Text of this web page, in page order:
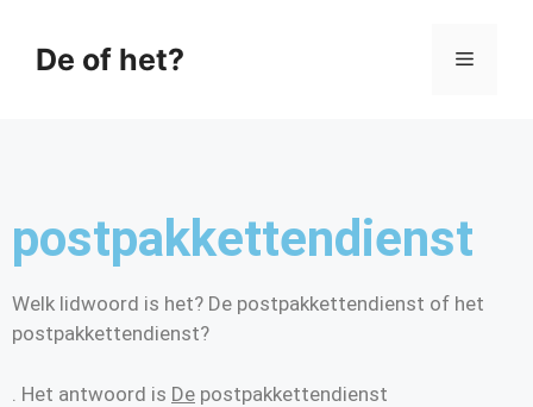
De of het?
postpakkettendienst
Welk lidwoord is het? De postpakkettendienst of het
postpakkettendienst?
. Het antwoord is De postpakkettendienst